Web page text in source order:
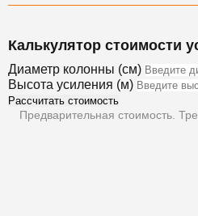
Калькулятор стоимости
Диаметр колонны (см)
Высота усиления (м)
Рассчитать стоимость
Предварительная стоимость.